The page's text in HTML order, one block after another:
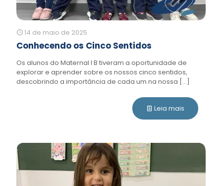
14 de maio de 2025
Conhecendo os Cinco Sentidos
Os alunos do Maternal I B tiveram a oportunidade de
explorar e aprender sobre os nossos cinco sentidos,
descobrindo a importância de cada um na nossa […]
Leia mais